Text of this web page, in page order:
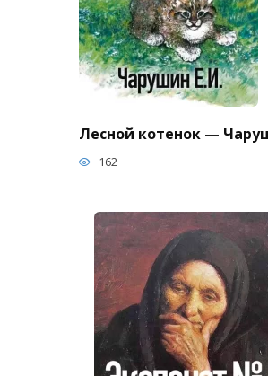
Лесной котенок —
162